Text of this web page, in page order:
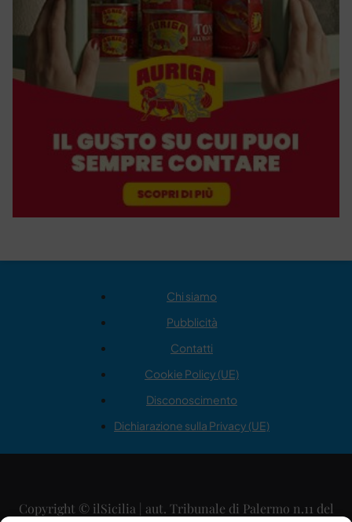
Chi siamo
Pubblicità
Contatti
Cookie Policy (UE)
Disconoscimento
Dichiarazione sulla Privacy (UE)
Copyright © ilSicilia | aut. Tribunale di Palermo n.11 del